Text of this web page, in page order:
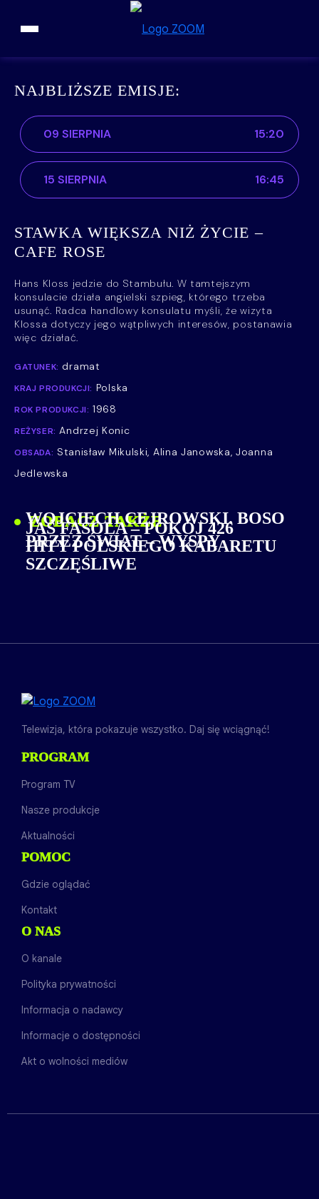
STAWKA WIĘKSZA NIŻ ŻYCIE –
CAFE ROSE
Hans Kloss jedzie do Stambułu. W tamtejszym
konsulacie działa angielski szpieg, którego trzeba
usunąć. Radca handlowy konsulatu myśli, że wizyta
Klossa dotyczy jego wątpliwych interesów, postanawia
więc działać.
GATUNEK: dramat
KRAJ PRODUKCJI: Polska
ROK PRODUKCJI: 1968
REŻYSER: Andrzej Konic
OBSADA: Stanisław Mikulski, Alina Janowska, Joanna
Jedlewska
NAJBLIŻSZE EMISJE:
09 SIERPNIA 15:20
15 SIERPNIA 16:45
ZOBACZ TAKŻE
JAŚ FASOLA – POKÓJ 426
HITY POLSKIEGO KABARETU
WOJCIECH CEJROWSKI. BOSO
PRZEZ ŚWIAT – WYSPY
SZCZĘŚLIWE
Telewizja, która pokazuje wszystko. Daj się wciągnąć!
PROGRAM
Program TV
Nasze produkcje
Aktualności
POMOC
Gdzie oglądać
Kontakt
O NAS
O kanale
Polityka prywatności
Informacja o nadawcy
Informacje o dostępności
Akt o wolności mediów